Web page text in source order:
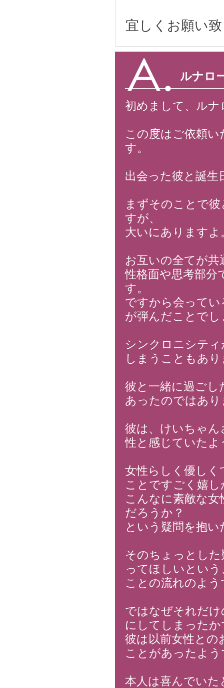
宜しくお願い
ルナロ
初めまして、ル
この度はご依頼
す。
出会った彼と誕生
まずそのことで
すが、
大いにありますよ
お互いの全てが
性格面や思考部分
す。
ですから会って
が弾んだことでし
シンクロニシテ
しまうこともあ
彼と一緒に過ご
あったのではあ
彼は、けいちゃ
性と感じていたよ
女性らしく優し
ことですごく嬉
こんなに素敵な
だろうか？
という疑問を抱
そのちょっとし
ってほしいという
ことの流れのよう
ではなぜそれだ
にしてしまった
彼は以前女性との
ことがあったよう
本人は喜んでい